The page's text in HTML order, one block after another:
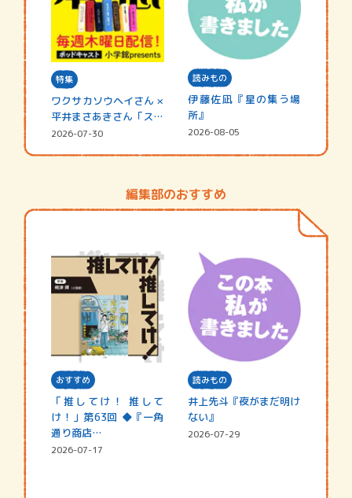
特集
ワクサカソウヘイさん ×
平井まさあきさん「スペ
シャ…
2026-07-30
読みもの
伊藤佐凪『星の集う場
所』
2026-08-05
編集部のおすすめ
おすすめ
「推してけ！ 推して
け！」第63回 ◆『一角
通り商店…
2026-07-17
読みもの
井上先斗『夜がまだ明け
ない』
2026-07-29